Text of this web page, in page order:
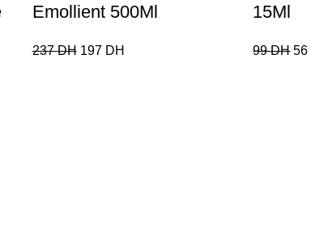
Emollient 500Ml
237DH 197 DH
15Ml
99DH 56